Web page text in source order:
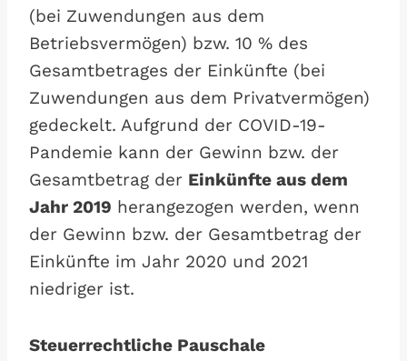
(bei Zuwendungen aus dem
Betriebsvermögen) bzw. 10 % des
Gesamtbetrages der Einkünfte (bei
Zuwendungen aus dem Privatvermögen)
gedeckelt. Aufgrund der COVID-19-
Pandemie kann der Gewinn bzw. der
Gesamtbetrag der Einkünfte aus dem
Jahr 2019 herangezogen werden, wenn
der Gewinn bzw. der Gesamtbetrag der
Einkünfte im Jahr 2020 und 2021
niedriger ist.
Steuerrechtliche Pauschale